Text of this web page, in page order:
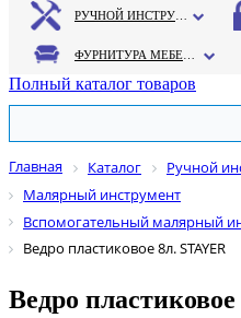
Полный каталог товаров
Главная Каталог
Ручной
Малярный инструмент
Вспомогательный малярный
Ведро пластиковое 8л. STAYER
Ведро